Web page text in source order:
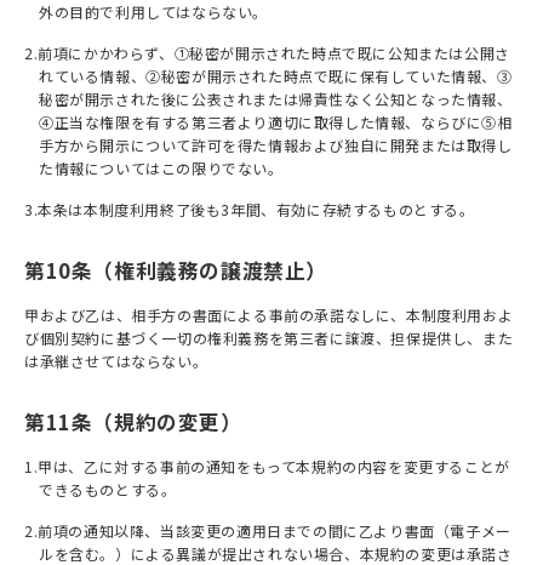
外の⽬的で利⽤してはならない。
2.前項にかかわらず、①秘密が開⽰された時点で既に公知または公開さ
れている情報、②秘密が開⽰された時点で既に保有していた情報、③
秘密が開⽰された後に公表されまたは帰責性なく公知となった情報、
④正当な権限を有する第三者より適切に取得した情報、ならびに⑤相
⼿⽅から開⽰について許可を得た情報および独⾃に開発または取得し
た情報についてはこの限りでない。
3.本条は本制度利用終了後も3年間、有効に存続するものとする。
第10条（権利義務の譲渡禁止）
甲および⼄は、相⼿⽅の書⾯による事前の承諾なしに、本制度利用およ
び個別契約に基づく⼀切の権利義務を第三者に譲渡、担保提供し、また
は承継させてはならない。
第11条（規約の変更）
1.甲は、⼄に対する事前の通知をもって本規約の内容を変更することが
できるものとする。
2.前項の通知以降、当該変更の適⽤⽇までの間に⼄より書⾯（電⼦メー
ルを含む。）による異議が提出されない場合、本規約の変更は承諾さ